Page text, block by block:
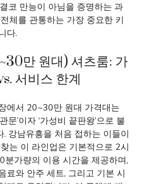
코 만능이 아님을 증명하는 과
체를 관통하는 가장 중요한 키
다.
만 원대) 셔츠룸: 가
서비스 한계
에서 20~30만 원대 가격대는
문’이자 ‘가성비 끝판왕’으로 불
. 강남유흥을 처음 접하는 이들이
는 이 라인업은 기본적으로 2시
분가량의 이용 시간을 제공하며,
료와 안주 세트, 그리고 기본 시